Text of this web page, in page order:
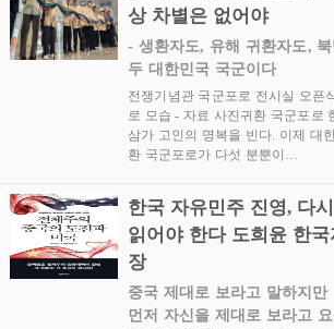
상 차별은 없어야
- 생환자도, 유해 귀환자도,
두 대한민국 국군이다
전쟁기념관 국군포로 전시실 오픈
로 모습 - 자료 사진귀환 국군포로
삼가 고인의 명복을 빈다. 이제 대
환 국군포로가 다섯 분뿐이…
한국 자유민주 진영, 다
읽어야 한다 도희윤 한
장
중국 제대로 보라고 말하지만
먼저 자신을 제대로 보라고